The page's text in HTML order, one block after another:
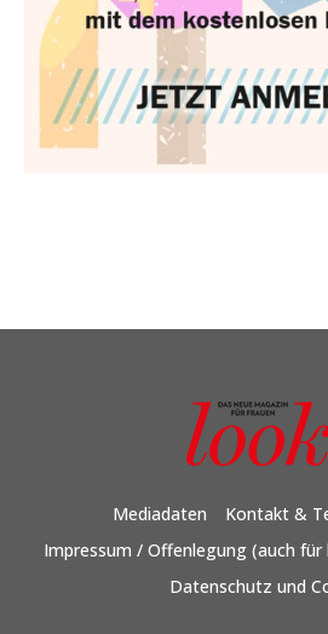
Mediadaten Kontakt &
Impressum / Offenlegung (auch
Datenschutz und